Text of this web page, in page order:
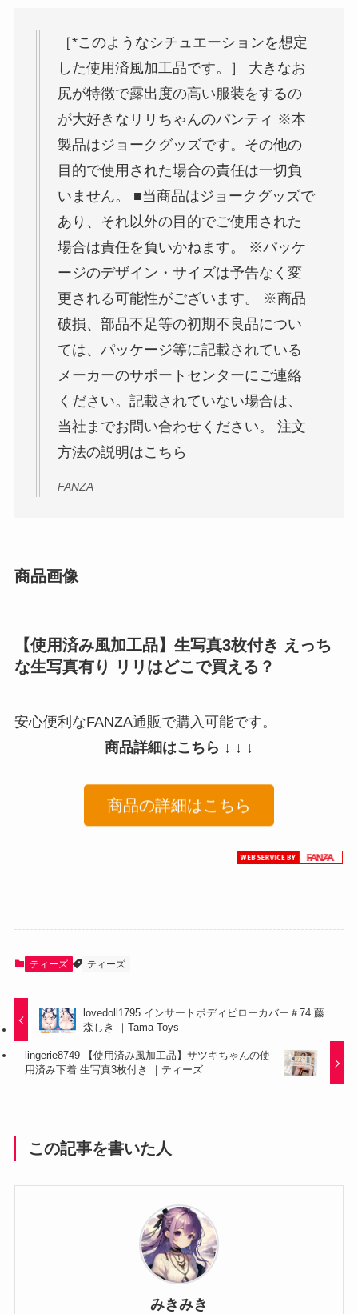
［*このようなシチュエーションを想定
した使用済風加工品です。］ 大きなお
尻が特徴で露出度の高い服装をするの
が大好きなリリちゃんのパンティ ※本
製品はジョークグッズです。その他の
目的で使用された場合の責任は一切負
いません。 ■当商品はジョークグッズで
あり、それ以外の目的でご使用された
場合は責任を負いかねます。 ※パッケ
ージのデザイン・サイズは予告なく変
更される可能性がございます。 ※商品
破損、部品不足等の初期不良品につい
ては、パッケージ等に記載されている
メーカーのサポートセンターにご連絡
ください。記載されていない場合は、
当社までお問い合わせください。 注文
方法の説明はこちら
FANZA
商品画像
【使用済み風加工品】生写真3枚付き えっち
な生写真有り リリはどこで買える？
安心便利なFANZA通販で購入可能です。
商品詳細はこちら ↓ ↓ ↓
商品の詳細はこちら
ティーズ ティーズ
lovedoll1795 インサートボディピローカバー＃74 藤
森しき ｜Tama Toys
lingerie8749 【使用済み風加工品】サツキちゃんの使
用済み下着 生写真3枚付き ｜ティーズ
この記事を書いた人
みきみき